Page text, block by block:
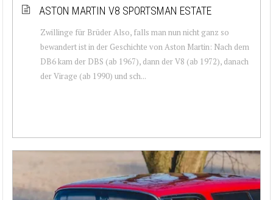
ASTON MARTIN V8 SPORTSMAN ESTATE
Zwillinge für Brüder Also, falls man nun nicht ganz so
bewandert ist in der Geschichte von Aston Martin: Nach dem
DB6 kam der DBS (ab 1967), dann der V8 (ab 1972), danach
der Virage (ab 1990) und sch...